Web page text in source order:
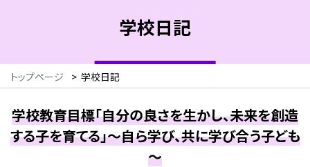
学校日記
トップページ > 学校日記
学校教育目標「自分の良さを生かし、未来を創造
する子を育てる」～自ら学び、共に学び合う子ども
～